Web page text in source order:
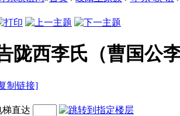
陇西李氏（曹国公
制链接]
梯直达